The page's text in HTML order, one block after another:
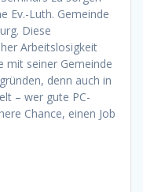
Ev.-Luth. Gemeinde
Diese
Arbeitslosigkeit
mit seiner Gemeinde
denn auch in
– wer gute PC-
Chance, einen Job